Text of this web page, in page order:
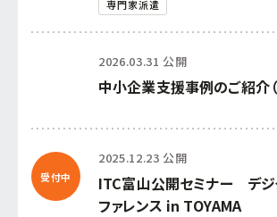
支援グループ
専門家派遣
2026.03.31 公開
中小企業支援事例のご紹介（
受付中
2025.12.23 公開
ITC富山公開セミナー デジ
ファレンス in TOYAMA